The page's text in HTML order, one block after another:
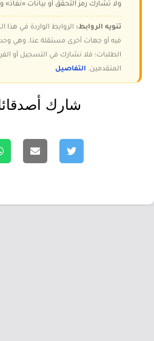
ولا تُشارك رمز التحقق أو بيانات «نفاذ»
تنويه الروابط: الروابط الواردة في هذا
فيه أو جهات أخرى مستقلة عنا، وهي
الطلبات؛ فلا نشارك في التسجيل أو
المتقدمين. التفاصيل
شارك